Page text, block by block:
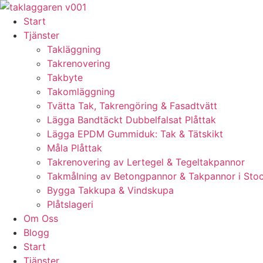
Skip
content
Start
Tjänster
Takläggning
Takrenovering
Takbyte
Takomläggning
Tvätta Tak, Takrengöring & Fasadtvätt
Lägga Bandtäckt Dubbelfalsat Plåttak
Lägga EPDM Gummiduk: Tak & Tätskikt
Måla Plåttak
Takrenovering av Lertegel & Tegeltakpannor
Takmålning av Betongpannor & Takpannor i
Bygga Takkupa & Vindskupa
Plåtslageri
Om Oss
Blogg
Start
Tjänster